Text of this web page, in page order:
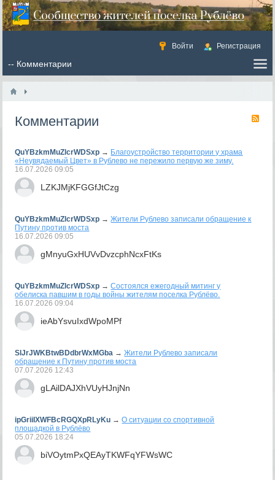
Войти Регистрация
Комментарии
QuYBzkmMuZlcrWDSxp → Благоустройство территории у храма
«Неувядаемый Цвет» в Рублево не пережило первую же зиму.
16.07.2026 09:05
LZKJMjKFGGfJtCzg
QuYBzkmMuZlcrWDSxp →Жители Рублево записали обращение к
Путину против моста
16.07.2026 09:05
gMnyuGxHUVvDvzcphNcxFtKs
QuYBzkmMuZlcrWDSxp →Состоялся ежегодный митинг у
обелиска павшим в годы войны жителям поселка Рублёво.
16.07.2026 09:04
ieAbYsvuIxdWpoMPf
SlJrJWKBtwBDdbrWxMGba →Жители Рублево записали
обращение к Путину против моста
07.07.2026 12:43
gLAilDAJXhVUyHJnjNn
ipGriiIXWFBcRGQXpRLyKu →О ситуации со спортивной
площадкой в Рублёво
05.07.2026 18:24
biVOytmPxQEAyTKWFqYFWsWC